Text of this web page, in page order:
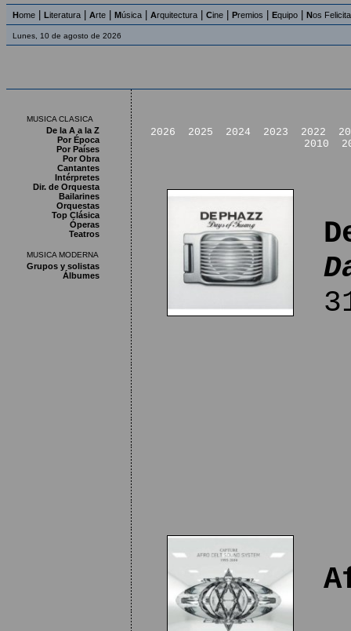
Home Literatura Arte Música Arquitectura Cine Premios Equipo Nos
Lunes, 10 de agosto de 2026
MUSICA CLASICA
De la A a la Z
Por Época
Por Países
Por Obra
Cantantes
Intérpretes
Dir. de Orquesta
Bailarines
Orquestas
Top Clásica
Óperas
Teatros
MUSICA MODERNA
Grupos y solistas
Álbumes
2026 2025 2024 2023 2022
2010